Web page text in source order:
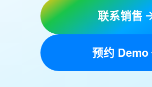
联系销售
预约 Demo